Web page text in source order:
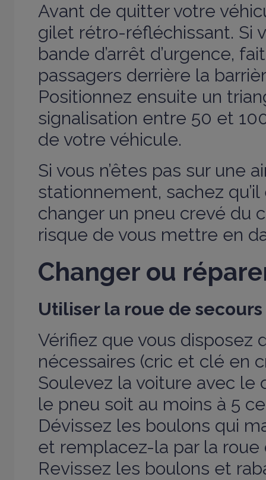
Avant de quitter votre
gilet rétro-réfléchissant. Si
bande d’arrêt d’urgence,
passagers derrière la
Positionnez ensuite un
signalisation entre 50 et
de votre véhicule.
Si vous n’êtes pas sur une
stationnement, sachez
changer un pneu crevé du
risque de vous mettre en
Changer ou
Utiliser la roue de secours
Vérifiez que vous disposez
nécessaires (cric et clé en
Soulevez la voiture avec le
le pneu soit au moins à 5
Dévissez les boulons qui
et remplacez-la par la roue
Revissez les boulons et